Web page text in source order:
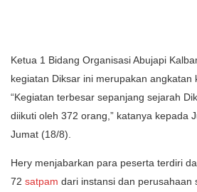
Ketua 1 Bidang Organisasi Abujapi
kegiatan Diksar ini merupakan angkatan
“Kegiatan terbesar sepanjang sejarah
diikuti oleh 372 orang,” katanya kepada
Jumat (18/8).
Hery menjabarkan para peserta terdiri
72 satpam dari instansi dan perusahaan